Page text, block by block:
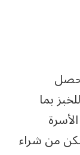
بما
من شراء